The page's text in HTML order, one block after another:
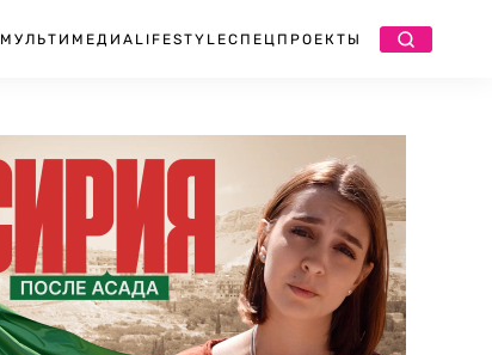
МУЛЬТИМЕДИА LIFESTYLEСПЕЦПРОЕКТЫ